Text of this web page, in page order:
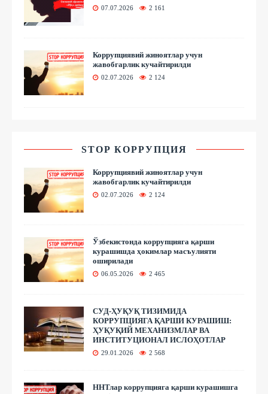
07.07.2026 2 161
Коррупциявий жиноятлар учун
жавобгарлик кучайтирилди
02.07.2026 2 124
STOP КОРРУПЦИЯ
Коррупциявий жиноятлар учун
жавобгарлик кучайтирилди
02.07.2026 2 124
Ўзбекистонда коррупцияга қарши
курашишда ҳокимлар масъулияти
оширилади
06.05.2026 2 465
СУД-ҲУҚУҚ ТИЗИМИДА
КОРРУПЦИЯГА ҚАРШИ КУРАШИШ:
ҲУҚУҚИЙ МЕХАНИЗМЛАР ВА
ИНСТИТУЦИОНАЛ ИСЛОҲОТЛАР
29.01.2026 2 568
ННТлар коррупцияга қарши курашишга